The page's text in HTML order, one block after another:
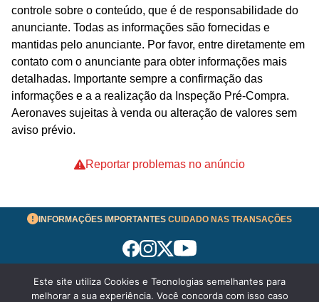
controle sobre o conteúdo, que é de responsabilidade do
anunciante. Todas as informações são fornecidas e
mantidas pelo anunciante. Por favor, entre diretamente em
contato com o anunciante para obter informações mais
detalhadas. Importante sempre a confirmação das
informações e a a realização da Inspeção Pré-Compra.
Aeronaves sujeitas à venda ou alteração de valores sem
aviso prévio.
Reportar problemas no anúncio
INFORMAÇÕES IMPORTANTES CUIDADO NAS TRANSAÇÕES
Termos de Uso
Este site utiliza Cookies e Tecnologias semelhantes para
melhorar a sua experiência. Você concorda com isso caso